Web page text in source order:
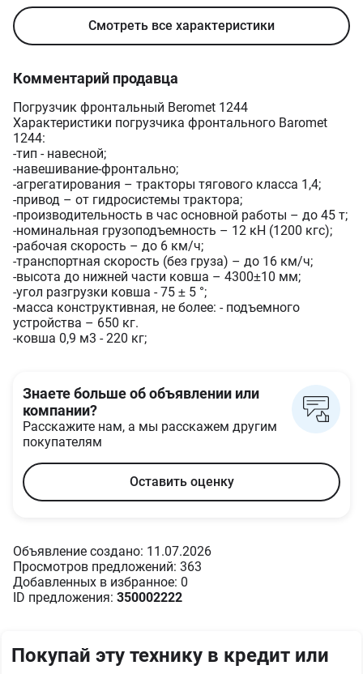
Смотреть все характеристики
Комментарий продавца
Погрузчик фронтальный Bеromet 1244
Характеристики погрузчика фронтального Baromet
1244:
-тип - навесной;
-навешивание-фронтально;
-агрегатирования – тракторы тягового класса 1,4;
-привод – от гидросистемы трактора;
-производительность в час основной работы – до 45 т;
-номинальная грузоподъемность – 12 кН (1200 кгс);
-рабочая скорость – до 6 км/ч;
-транспортная скорость (без груза) – до 16 км/ч;
-высота до нижней части ковша – 4300±10 мм;
-угол разгрузки ковша - 75 ± 5 °;
-масса конструктивная, не более: - подъемного
устройства – 650 кг.
-ковша 0,9 м3 - 220 кг;
Знаете больше об объявлении или
компании?
Расскажите нам, а мы расскажем другим
покупателям
Оставить оценку
Объявление создано: 11.07.2026
Просмотров предложений: 363
Добавленных в избранное: 0
ID предложения: 350002222
Покупай эту технику в кредит или